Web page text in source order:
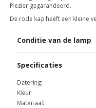
Plezier gegarandeerd.
De rode kap heeft een kleine
Conditie van de lamp
Specificaties
Datering:
Kleur:
Materiaal: